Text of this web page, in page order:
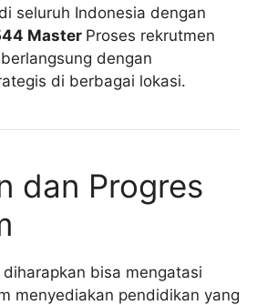
di seluruh Indonesia dengan
Master Proses rekrutmen
dengan
di berbagai lokasi.
dan Progres
diharapkan bisa mengatasi
menyediakan pendidikan yang